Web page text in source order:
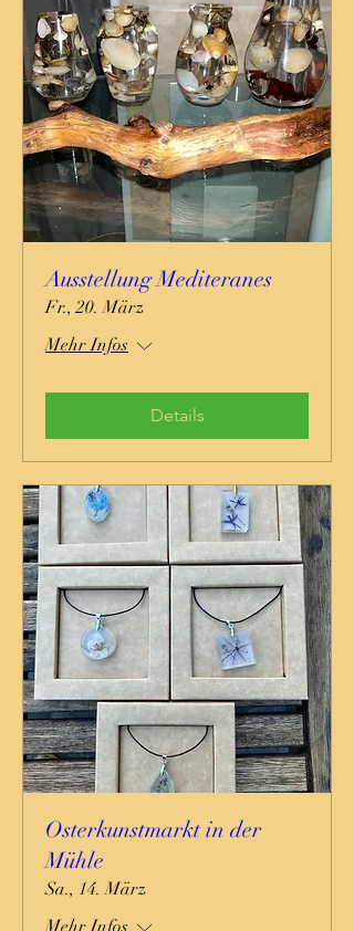
Ausstellung Mediteranes
Fr., 20. März
Mehr Infos
Details
Osterkunstmarkt in der
Mühle
Sa., 14. März
Mehr Infos